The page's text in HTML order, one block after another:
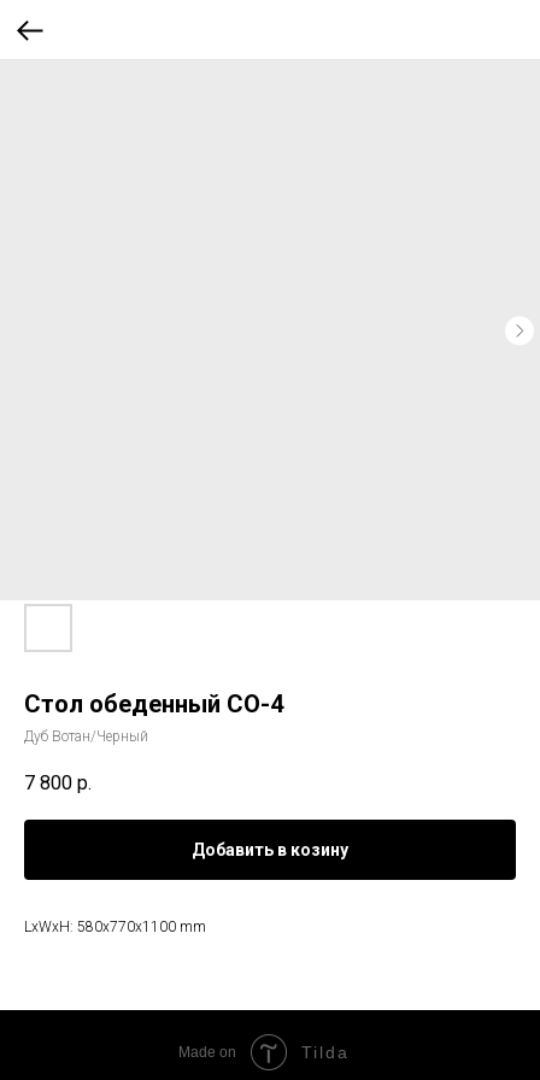
Стол обеденный СО-4
Дуб Вотан/Черный
7 800 р.
Добавить в козину
LxWxH: 580x770x1100 mm
Made on Tilda